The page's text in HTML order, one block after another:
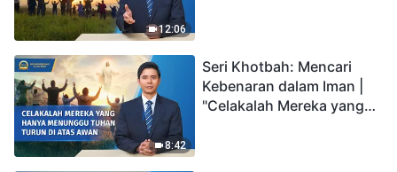
12:06
8:42
Seri Khotbah: Mencari
Kebenaran dalam Iman |
"Celakalah Mereka yang